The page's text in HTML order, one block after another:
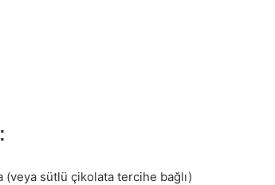
(veya sütlü çikolata tercihe bağlı)